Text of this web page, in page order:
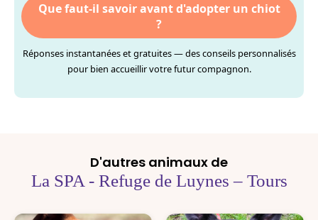
Que faut-il savoir avant d'adopter un chiot
?
Réponses instantanées et gratuites — des conseils personnalisés
pour bien accueillir votre futur compagnon.
D'autres animaux de
La SPA - Refuge de Luynes – Tours